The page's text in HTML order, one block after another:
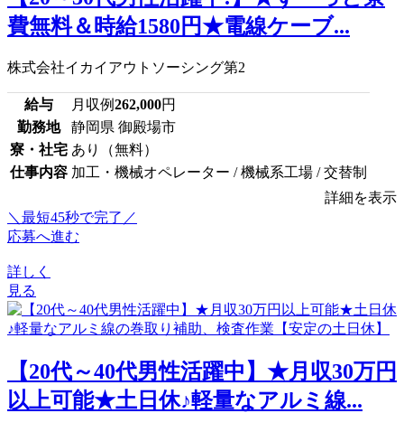
費無料＆時給1580円★電線ケーブ...
株式会社イカイアウトソーシング第2
給与 月収例262,000円
勤務地
静岡県 御殿場市
寮・社宅 あり（無料）
仕事内容 加工・機械オペレーター / 機械系工場 / 交替制
詳細を表示
＼最短45秒で完了／
応募へ進む
詳しく
見る
【20代～40代男性活躍中】★月収30万円
以上可能★土日休♪軽量なアルミ線...